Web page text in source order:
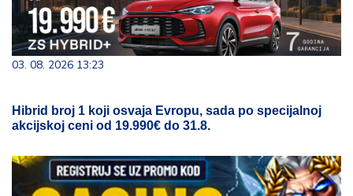
03. 08. 2026 13:23
Hibrid broj 1 koji osvaja Evropu, sada po specijalnoj
akcijskoj ceni od 19.990€ do 31.8.